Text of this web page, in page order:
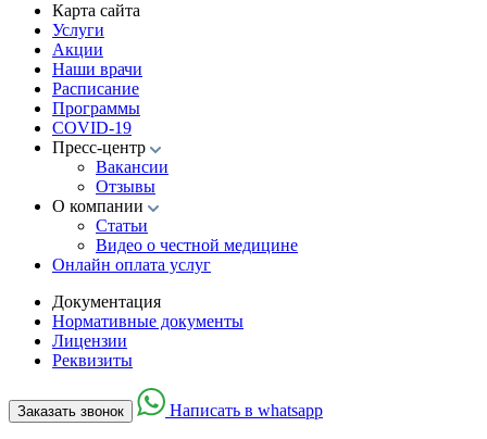
Карта сайта
Услуги
Акции
Наши врачи
Расписание
Программы
COVID-19
Пресс-центр
Вакансии
Отзывы
О компании
Статьи
Видео о честной медицине
Онлайн оплата услуг
Документация
Нормативные документы
Лицензии
Реквизиты
Заказать звонок Написать в whatsapp